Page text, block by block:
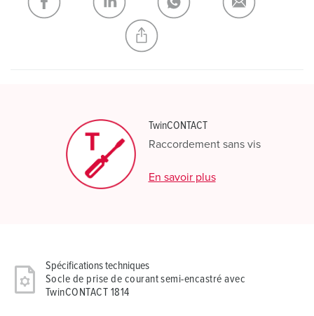
CRÉER UNE NOUVELLE LISTE
TwinCONTACT
Raccordement sans vis
En savoir plus
Spécifications techniques
Socle de prise de courant semi-encastré avec
TwinCONTACT 1814